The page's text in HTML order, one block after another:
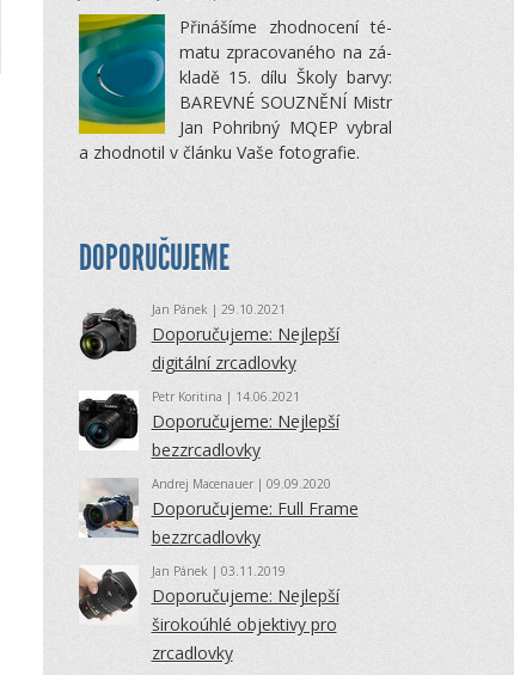
Při­ná­šíme zhod­no­cení té­
matu zpra­co­va­ného na zá­
kladě 15. dílu Školy barvy:
BA­REVNÉ SOUZNĚNÍ Mistr
Jan Po­hribný MQEP vy­bral
a zhod­no­til v článku Vaše fo­to­gra­fie.
DOPORUČUJEME
Jan Pánek | 29.10.2021
Doporučujeme: Nejlepší
digitální zrcadlovky
Petr Koritina | 14.06.2021
Doporučujeme: Nejlepší
bezzrcadlovky
Andrej Macenauer| 09.09.2020
Doporučujeme: Full Frame
bezzrcadlovky
Jan Pánek| 03.11.2019
Doporučujeme: Nejlepší
širokoúhlé objektivy pro
zrcadlovky